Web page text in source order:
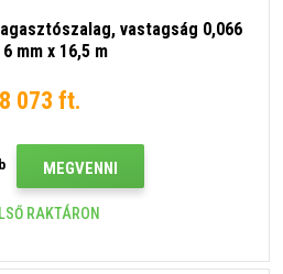
vastagság 0,066
6 mm x 16,5 m
8 073 ft.
MEGVENNI
RAKTÁRON